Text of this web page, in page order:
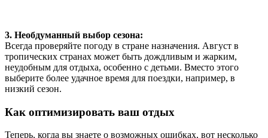
3. Необдуманный выбор сезона:
Всегда проверяйте погоду в стране назначения. Август в
тропических странах может быть дождливым и жарким,
неудобным для отдыха, особенно с детьми. Вместо этого
выберите более удачное время для поездки, например, в
низкий сезон.
Как оптимизировать ваш отдых
Теперь, когда вы знаете о возможных ошибках, вот несколько